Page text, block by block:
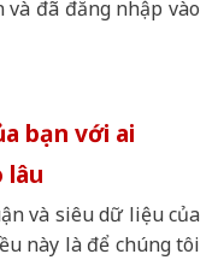
đã đăng nhập vào
bạn với ai
lâu
và siêu dữ liệu của
này là để chúng tôi